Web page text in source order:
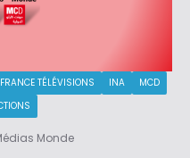
FRANCE TÉLÉVISIONS INA
MCD
Monde